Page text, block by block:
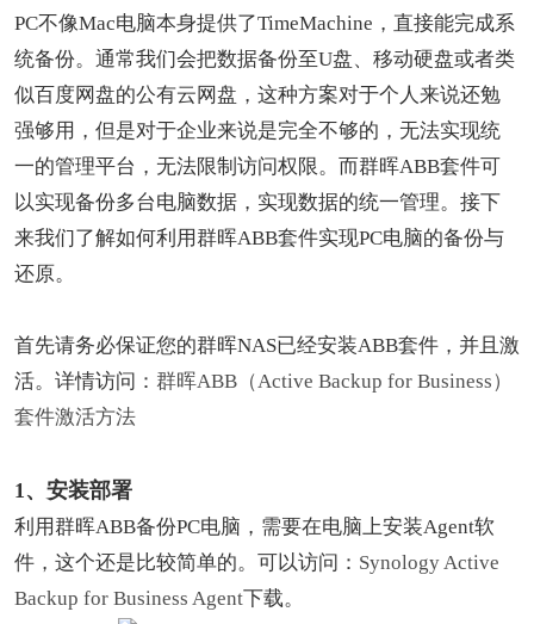
PC不像Mac电脑本身提供了TimeMachine，直接能完成系
统备份。通常我们会把数据备份至U盘、移动硬盘或者类
似百度网盘的公有云网盘，这种方案对于个人来说还勉
强够用，但是对于企业来说是完全不够的，无法实现统
一的管理平台，无法限制访问权限。而群晖ABB套件可
以实现备份多台电脑数据，实现数据的统一管理。接下
来我们了解如何利用群晖ABB套件实现PC电脑的备份与
还原。
首先请务必保证您的群晖NAS已经安装ABB套件，并且激
活。详情访问： 群晖ABB（Active Backup for Business）
套件激活方法
1、安装部署
利用群晖ABB备份PC电脑，需要在电脑上安装Agent软
件，这个还是比较简单的。可以访问： Synology Active
Backup for Business Agent下载。